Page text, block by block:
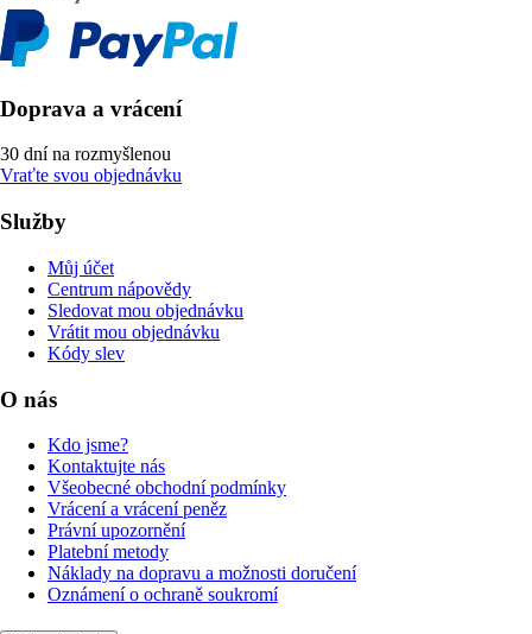
Doprava a vrácení
30 dní na rozmyšlenou
Vraťte svou objednávku
Služby
Můj účet
Centrum nápovědy
Sledovat mou objednávku
Vrátit mou objednávku
Kódy slev
O nás
Kdo jsme?
Kontaktujte nás
Všeobecné obchodní podmínky
Vrácení a vrácení peněz
Právní upozornění
Platební metody
Náklady na dopravu a možnosti doručení
Oznámení o ochraně soukromí